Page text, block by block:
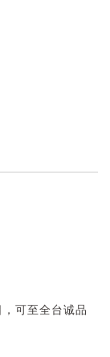
可至全台诚品